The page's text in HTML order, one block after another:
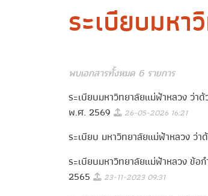
ระเบียบมหา
พบเอกสารทั้งหมด 6 รายการ
ระเบียบมหาวิทยาลัยแม่ฟ้าหลวง ว่า
พ.ศ. 2569
26-05-2026 16:21
ระเบียบ มหาวิทยาลัยแม่ฟ้าหลวง ว่
ระเบียบมหาวิทยาลัยแม่ฟ้าหลวง ข้อ
2565
23-11-2023 09:31